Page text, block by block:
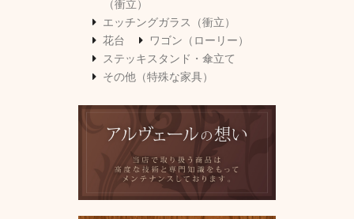
（衝立）
エッチングガラス（衝立）
花台
ワゴン（ローリー）
ステッキスタンド・傘立て
その他（特殊な家具）